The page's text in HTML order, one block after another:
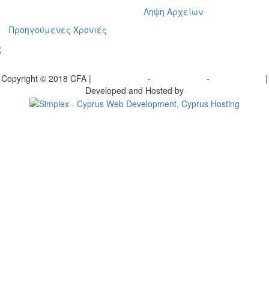
Ληψη Αρχείων
Προηγούμενες Χρονιές
Copyright © 2018 CFA | - -
|
Developed and Hosted by